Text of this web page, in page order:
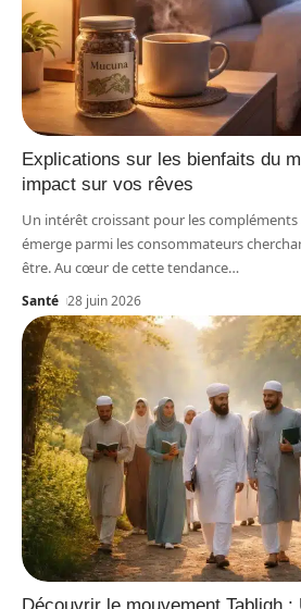
Explications sur les bienfaits du
impact sur vos rêves
Un intérêt croissant pour les compléments
émerge parmi les consommateurs
être. Au cœur de cette tendance…
Santé 28 juin 2026
Découvrir le mouvement Tabligh